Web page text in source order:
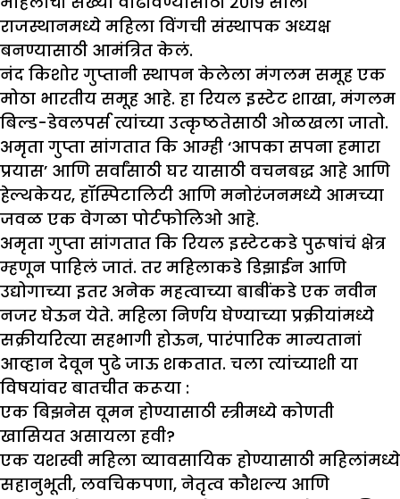
राजस्थानमध्ये महिला विंगची संस्थापक अध्यक्ष
बनण्यासाठी आमंत्रित केलं.
नंद किशोर गुप्तानी स्थापन केलेला मंगलम समूह एक
मोठा भारतीय समूह आहे. हा रियल इस्टेट शाखा, मंगलम
बिल्ड-डेवलपर्स त्यांच्या उत्कृष्ठतेसाठी ओळखला जातो.
अमृता गुप्ता सांगतात कि आम्ही ‘आपका सपना हमारा
प्रयास’ आणि सर्वांसाठी घर यासाठी वचनबद्ध आहे आणि
हेल्थकेयर, हॉस्पिटालिटी आणि मनोरंजनमध्ये आमच्या
जवळ एक वेगळा पोर्टफोलिओ आहे.
अमृता गुप्ता सांगतात कि रियल इस्टेटकडे पुरूषांचं क्षेत्र
म्हणून पाहिलं जातं. तर महिलाकडे डिझाईन आणि
उद्योगाच्या इतर अनेक महत्वाच्या बाबींकडे एक नवीन
नजर घेऊन येते. महिला निर्णय घेण्याच्या प्रक्रीयांमध्ये
सक्रीयरित्या सहभागी होऊन, पारंपारिक मान्यतानां
आव्हान देवून पुढे जाऊ शकतात. चला त्यांच्याशी या
विषयांवर बातचीत करूया :
एक बिझनेस वूमन होण्यासाठी स्त्रीमध्ये कोणती
खासियत असायला हवी?
एक यशस्वी महिला व्यावसायिक होण्यासाठी महिलांमध्ये
सहानुभूती, लवचिकपणा, नेतृत्व कौशल्य आणि